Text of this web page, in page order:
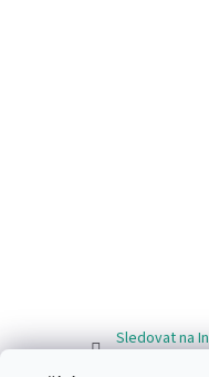
Sledovat na